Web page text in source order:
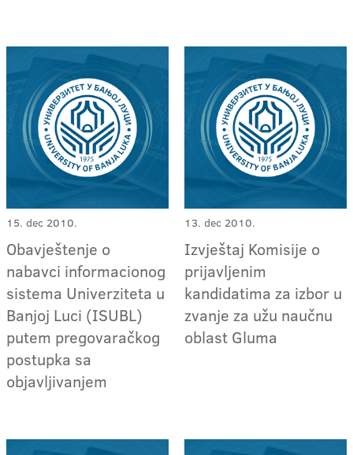
15. dec 2010.
Obavještenje o
nabavci informacionog
sistema Univerziteta u
Banjoj Luci (ISUBL)
putem pregovaračkog
postupka sa
objavljivanjem
13. dec 2010.
Izvještaj Komisije o
prijavljenim
kandidatima za izbor u
zvanje za užu naučnu
oblast Gluma